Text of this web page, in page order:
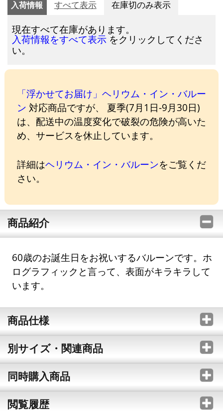
入荷情報 すべて表示 在庫切のみ表示
現在すべて在庫があります。
入荷情報をすべて表示 をクリックしてくださ
い。
「浮かせてお届け」ヘリウム・イン・バルー
ン 対応商品ですが、 夏季(7月1日-9月30日)
は、配送中の温度変化で破裂の危険が高いた
め、サービスを休止しています。
詳細はヘリウム・イン・バルーンをご覧くだ
さい。
商品紹介
60歳のお誕生日をお祝いするバルーンです。ホ
ログラフィックと言って、表面がキラキラして
います。
商品仕様
別サイズ・関連商品
同時購入商品
閲覧履歴